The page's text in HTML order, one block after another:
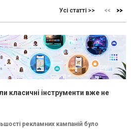
Усі статті >>
класичні інструменти вже не
рекламних кампаній було